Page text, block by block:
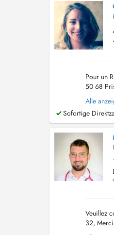
Pour un
50 68
honoré,
Alle
Sofortige
Veuillez
32,
die